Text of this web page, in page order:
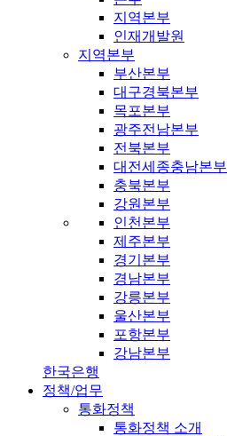
지역본부
인재개발원
지역본부
부산본부
대구경북본부
목포본부
광주전남본부
전북본부
대전세종충남본부
충북본부
강원본부
인천본부
제주본부
경기본부
경남본부
강릉본부
울산본부
포항본부
강남본부
한국은행
정책/업무
통화정책
통화정책 소개